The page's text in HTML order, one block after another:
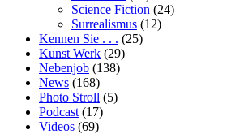
Science Fiction (24)
Surrealismus (12)
Kennen Sie . . . (25)
Kunst Werk (29)
Nebenjob (138)
News (168)
Photo Stroll (5)
Podcast (17)
Videos (69)